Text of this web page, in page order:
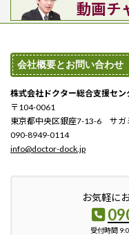
会社概要とお問い合わせ
株式会社ドクター総合支援セン
〒104-0061
東京都中央区銀座7-13-6 サガ
090-8949-0114
info@doctor-dock.jp
お気軽に
受付時間